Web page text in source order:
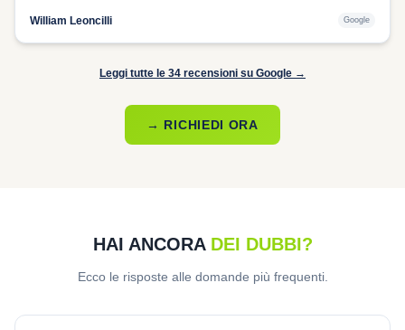
William Leoncilli Google
Leggi tutte le 34 recensioni su Google →
→ RICHIEDI ORA
HAI ANCORA DEI DUBBI?
Ecco le risposte alle domande più frequenti.